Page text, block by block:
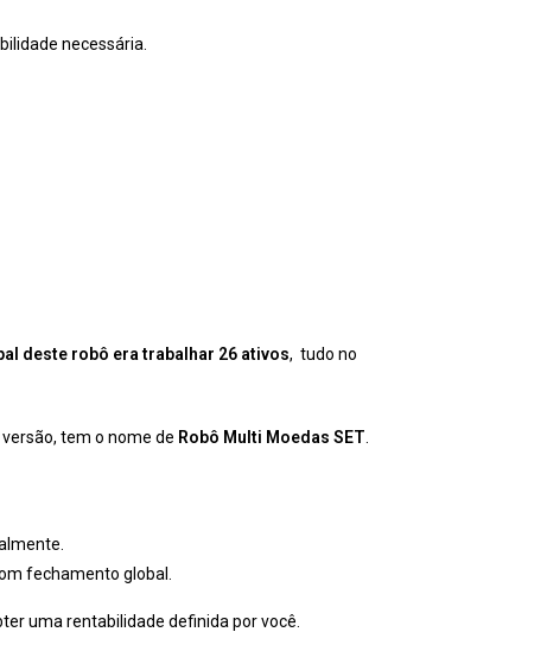
necessária.
deste robô era trabalhar 26 ativos, tudo no
tem o nome de Robô Multi Moedas SET
fechamento global.
uma rentabilidade definida por você.